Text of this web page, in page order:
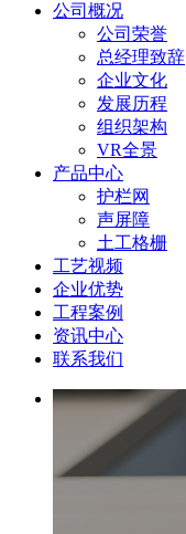
公司概况
公司荣誉
总经理致辞
企业文化
发展历程
组织架构
VR全景
产品中心
护栏网
声屏障
土工格栅
工艺视频
企业优势
工程案例
资讯中心
联系我们